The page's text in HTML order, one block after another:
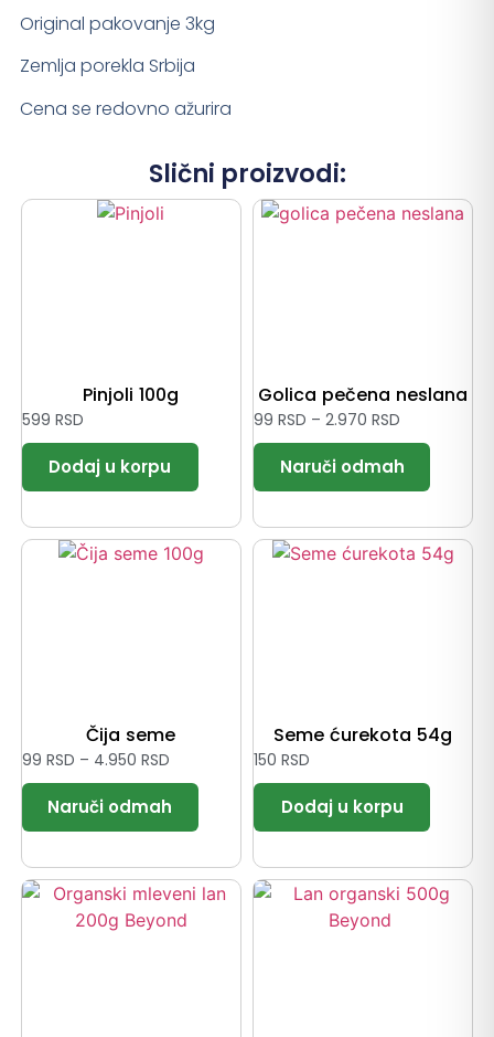
Original pakovanje 3kg
Zemlja porekla Srbija
Cena se redovno ažurira
Slični proizvodi:
Pinjoli 100g
599 RSD
Golica pečena neslana
99 RSD – 2.970 RSD
Čija seme
99 RSD – 4.950 RSD
Seme ćurekota 54g
150 RSD